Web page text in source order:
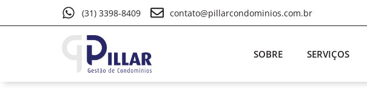
(31) 3398-8409 contato@pillarcondominios.com.br
SOBRE SERVIÇOS